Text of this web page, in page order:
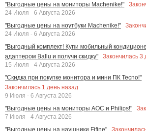
"Выгодные цены на мониторы Machenike!"
24 Июля - 6 Августа 2026
"Выгодные цены на ноутбуки Machenike!"
24 Июля - 6 Августа 2026
"Выгодный комплект! Купи мобильный
адаптером Ballu и получи скидку"
Закончилась 3
15 Июля - 4 Августа 2026
"Скидка при покупке монитора и мини ПК Tecno!"
Закончилась 1 день назад
9 Июля - 6 Августа 2026
"Выгодные цены на мониторы AOC и Philips!"
7 Июля - 4 Августа 2026
"Выгодные цены на наушники Fifine"